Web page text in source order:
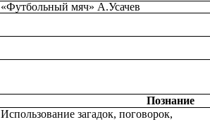
«Футбольный мяч» А.Усачев
Познание
Использование загадок, поговорок,